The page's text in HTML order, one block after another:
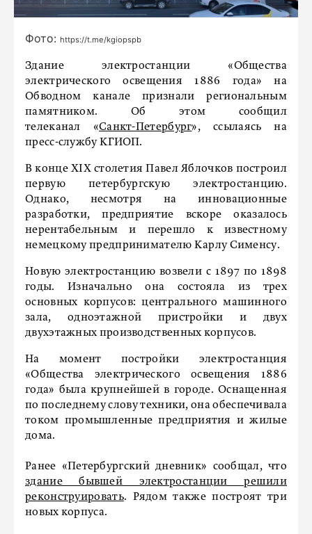
Фото: https://t.me/kgiopspb
Здание электростанции «Общества
электрического освещения 1886 года» на
Обводном канале признали региональным
памятником. Об этом сообщил
телеканал «Санкт-Петербург», ссылаясь на
пресс-службу КГИОП.
В конце XIX столетия Павел Яблочков построил
первую петербургскую электростанцию.
Однако, несмотря на инновационные
разработки, предприятие вскоре оказалось
нерентабельным и перешло к известному
немецкому предпринимателю Карлу Сименсу.
Новую электростанцию возвели с 1897 по 1898
годы. Изначально она состояла из трех
основных корпусов: центрального машинного
зала, одноэтажной пристройки и двух
двухэтажных производственных корпусов.
На момент постройки электростанция
«Общества электрического освещения 1886
года» была крупнейшей в городе. Оснащенная
по последнему слову техники, она обеспечивала
током промышленные предприятия и жилые
дома.
Ранее «Петербургский дневник» сообщал, что
здание бывшей электростанции решили
реконструировать. Рядом также построят три
новых корпуса.